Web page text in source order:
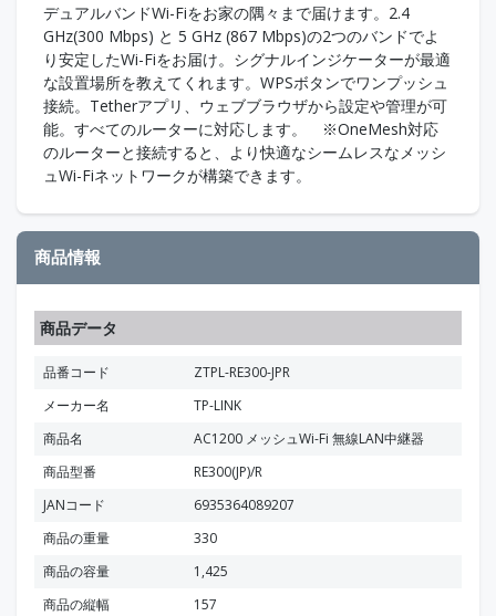
デュアルバンドWi-Fiをお家の隅々まで届けます。2.4
GHz(300 Mbps) と 5 GHz (867 Mbps)の2つのバンドでよ
り安定したWi-Fiをお届け。シグナルインジケーターが最適
な設置場所を教えてくれます。WPSボタンでワンプッシュ
接続。Tetherアプリ、ウェブブラウザから設定や管理が可
能。すべてのルーターに対応します。 ※OneMesh対応
のルーターと接続すると、より快適なシームレスなメッシ
ュWi-Fiネットワークが構築できます。
商品情報
商品データ
品番コード
ZTPL-RE300-JPR
メーカー名
TP-LINK
商品名
AC1200 メッシュWi-Fi 無線LAN中継器
商品型番
RE300(JP)/R
JANコード
6935364089207
商品の重量
330
商品の容量
1,425
商品の縦幅
157